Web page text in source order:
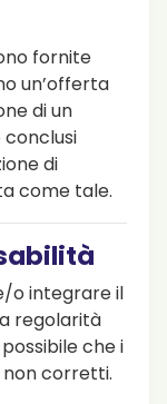
fornite
un’offerta
di un
di
come tale.
o integrare il
regolarità
che i
corretti.